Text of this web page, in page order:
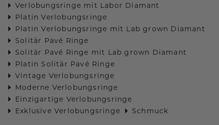
Verlobungsringe mit Labor Diamant
Platin Verlobungsringe
Platin Verlobungsringe mit Lab grown Diamant
Solitär Pavé Ringe
Solitär Pavé Ringe mit Lab grown Diamant
Platin Solitär Pavé Ringe
Vintage Verlobungsringe
Moderne Verlobungsringe
Einzigartige Verlobungsringe
Exklusive Verlobungsringe
Schmuck